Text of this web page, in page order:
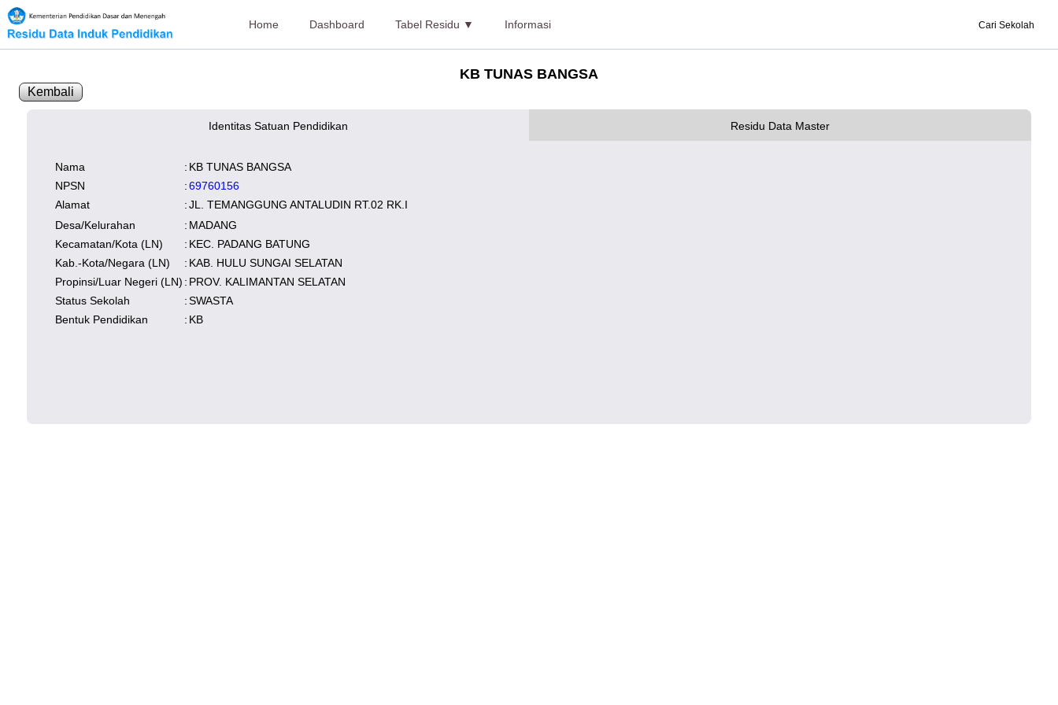
Home Dashboard Tabel Residu ▼ Informasi Cari Sekolah
KB TUNAS BANGSA
Kembali
Identitas Satuan Pendidikan
Nama : KB TUNAS BANGSA
NPSN
:69760156
Alamat
:JL. TEMANGGUNG ANTALUDIN RT.02 RK.I
Desa/Kelurahan
: MADANG
Kecamatan/Kota (LN)
: KEC. PADANG BATUNG
Kab.-Kota/Negara (LN)
: KAB. HULU SUNGAI SELATAN
Propinsi/Luar Negeri (LN) : PROV. KALIMANTAN SELATAN
Status Sekolah
:SWASTA
Bentuk Pendidikan
: KB
Residu Data Master